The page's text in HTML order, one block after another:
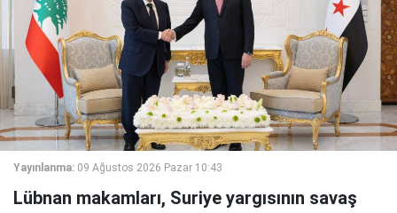
Yayınlanma: 09 Ağustos 2026 Pazar 10:43
Lübnan makamları, Suriye yargısının savaş